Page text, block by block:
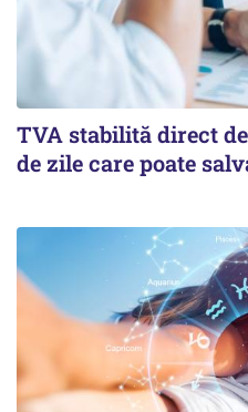
TVA stabilită direct
de zile care poate